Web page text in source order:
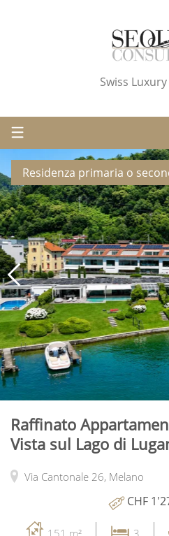
Swiss
Residenza primaria o
Raffinato
Vista sul Lago di
Via Cantonale 26, Melano
CHF
151 m² 3